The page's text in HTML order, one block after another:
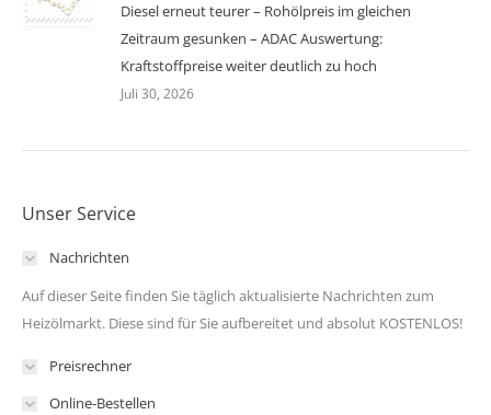
Diesel erneut teurer – Rohölpreis im gleichen
Zeitraum gesunken – ADAC Auswertung:
Kraftstoffpreise weiter deutlich zu hoch
Juli 30, 2026
Unser Service
Nachrichten
Auf dieser Seite finden Sie täglich aktualisierte Nachrichten zum
Heizölmarkt. Diese sind für Sie aufbereitet und absolut KOSTENLOS!
Preisrechner
Online-Bestellen